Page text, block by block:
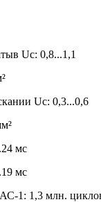
Uc: 0,8...1,1
Uc: 0,3...0,6
мс
мс
1: 1,3 млн.